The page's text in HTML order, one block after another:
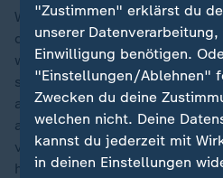
Wichtig sei zudem, dass eine
die die Menschen in Grönland
wolle auf die Bedenken der
schwedische
auf X, es sei gut, dass US-
auf Strafzölle gegen die
verzichte, die Dänemark und
hätten. So wie es aussehe,
"Zustimmen" erklärst du
unserer
Einwilligung benötigen.
"Einstellungen/Ablehnen"
Zwecken du deine
welchen nicht. Deine
kannst du jederzeit mit
in deinen Einstellungen